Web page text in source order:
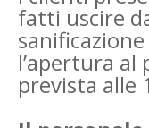
fatti uscire
l’apertura al
prevista alle